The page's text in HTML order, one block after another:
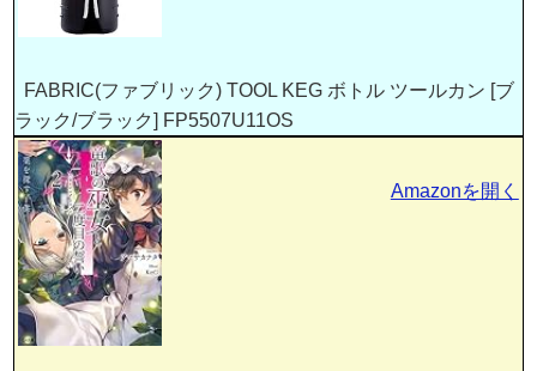
FABRIC(ファブリック) TOOL KEG ボトル ツールカン [ブ
ラック/ブラック] FP5507U11OS
Amazonを開く